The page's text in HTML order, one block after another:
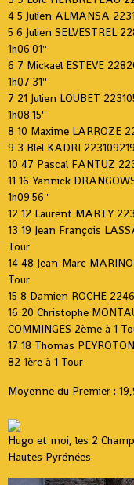
4 5 Julien ALMANSA
5 6 Julien SELVESTREL
1h06'01''
6 7 Mickael ESTEVE
1h07'31''
7 21 Julien LOUBET
1h08'15''
8 10 Maxime LARROZE
9 3 Blel KADRI
10 47 Pascal FANTUZ
11 16 Yannick
1h09'56''
12 12 Laurent MARTY
13 19 Jean François
Tour
14 48 Jean-Marc
Tour
15 8 Damien ROCHE
16 20 Christophe
COMMINGES 2ème à 1
17 18 Thomas
82 1ère à 1 Tour
Moyenne du Premier :
Hugo et moi, les 2
Hautes Pyrénées